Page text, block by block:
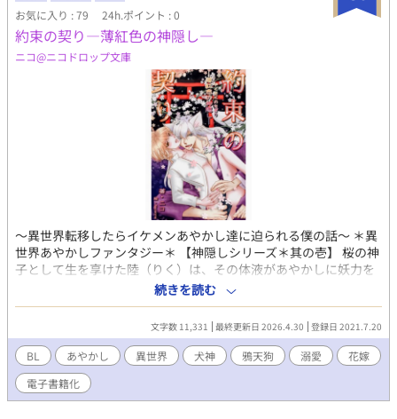
お気に入り : 79 24h.ポイント : 0
約束の契り―薄紅色の神隠し―
ニコ@ニコドロップ文庫
〜異世界転移したらイケメンあやかし達に迫られる僕の話〜 ＊異
世界あやかしファンタジー＊ 【神隠しシリーズ＊其の壱】 桜の神
子として生を享けた陸（りく）は、その体液があやかしに妖力を
与えるため常に狙われ続けてきた。 十八歳の誕生日を迎えた日、
陸を幼い頃から護り続けてきてくれた愛犬シロと死に別れてしま
う。 「約束通りお前を迎えに来た」 泣き濡れる陸の元に現れたイ
ケメン犬神士狼（しろう）の手を取り桜神界へと渡ってしまった
陸だったが、四妖の花嫁争奪戦に巻き込まれてしまい――!? BL／
あやかし／神隠し／犬神／鴉天狗／溺愛／執着／ケモミミ／花嫁
／身長差／ハピエン／一人称 妊娠、出産、育児、オメガバースは
なし。 電子書籍の扉絵イラスト／NEO ZONE様
続きを読む
文字数 11,331 最終更新日 2026.4.30 登録日 2021.7.20
BL あやかし 異世界 犬神 鴉天狗 溺愛
花嫁
電子書籍化